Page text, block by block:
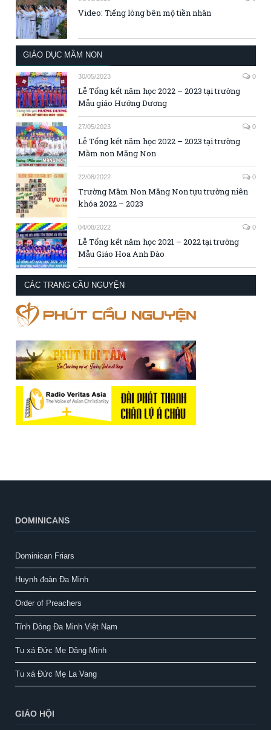
Video: Tiếng lòng bên mộ tiền nhân
GIÁO DỤC MẦM NON
30/05/2023 0
Lễ Tổng kết năm học 2022 – 2023 tại trường
Mẫu giáo Hướng Dương
27/05/2023 0
Lễ Tổng kết năm học 2022 – 2023 tại trường
Mầm non Măng Non
22/08/2022 0
Trường Mầm Non Măng Non tựu trường niên
khóa 2022 – 2023
04/08/2022 0
Lễ Tổng kết năm học 2021 – 2022 tại trường
Mẫu Giáo Hoa Anh Đào
CÁC TRANG CẦU NGUYỆN
DOMINICANS
Dominican Friars
Huynh đoàn Đa Minh
Order of Preachers
Tỉnh Dòng Đa Minh Việt Nam
Tu xá Đức Mẹ Dâng Mình
Tu xá Đức Mẹ La Vang
GIÁO HỘI